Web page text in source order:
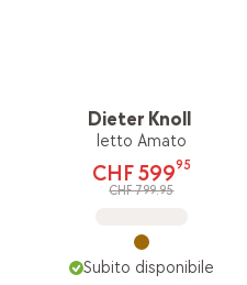
Dieter Knoll
letto Amato
CHF 59995
CHF 799.95
Subito disponibile